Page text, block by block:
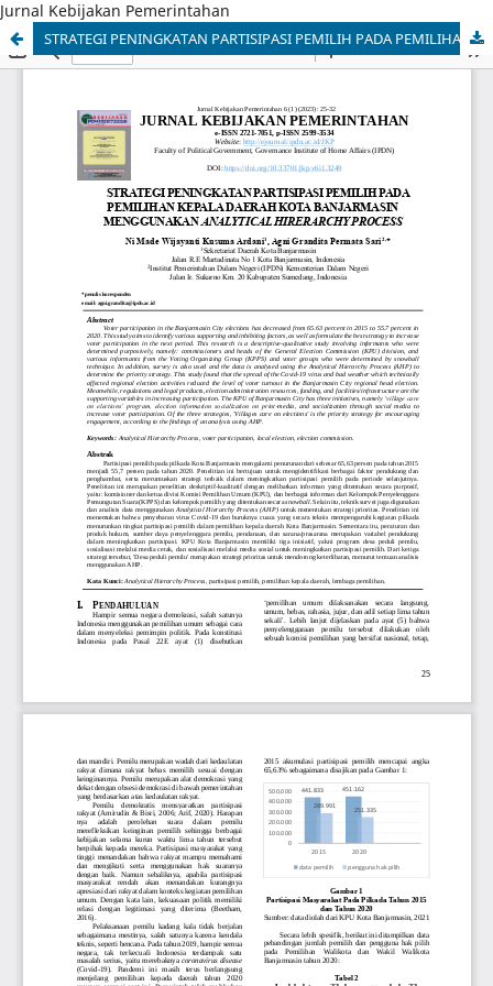
Jurnal Kebijakan Pemerintahan
STRATEGI PENINGKATAN PARTISIPASI PEMILIH PADA PEMILIHAN KEPALA DAERAH KOTA BANJARMASIN MENGGUNAKAN ANALYTICAL HIRERARCHY PROCESS